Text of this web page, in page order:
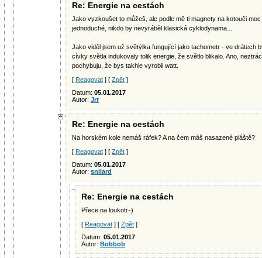
Re: Energie na cestách
Jako vyzkoušet to můžeš, ale podle mě ti magnety na kotouči
jednoduché, nikdo by nevyráběl klasická cyklodynama...
Jako viděl jsem už světýlka fungující jako tachometr - ve drátech
cívky světla indukovaly tolik energie, že světlo blikalo. Ano,
pochybuju, že bys takhle vyrobil watt.
[ Reagovat ] [ Zpět ]
Datum: 05.01.2017
Autor: Jrr
Re: Energie na cestách
Na horském kole nemáš ráfek? A na čem máš nasazené pláště?
[ Reagovat ] [ Zpět ]
Datum: 05.01.2017
Autor: snilard
Re: Energie na cestách
Přece na loukoti:-)
[ Reagovat ] [ Zpět ]
Datum: 05.01.2017
Autor: Bobbob